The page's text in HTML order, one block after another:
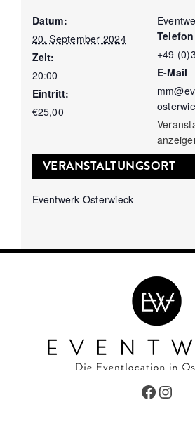
Datum:
20. September 2024
Zeit:
20:00
Eintritt:
€25,00
VERANSTALTUNGSORT
Eventwerk Osterwieck
Telefon
+49
E-Mail
Facebook